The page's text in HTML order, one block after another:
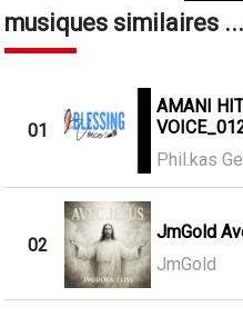
musiques similaires ...
01
AMANI
Phil.kas
02
JmGold
JmGold